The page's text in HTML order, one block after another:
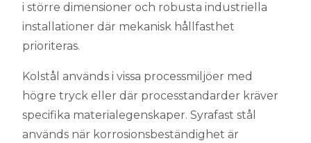
i större dimensioner och robusta industriella
installationer där mekanisk hållfasthet
prioriteras.
Kolstål används i vissa processmiljöer med
högre tryck eller där processtandarder kräver
specifika materialegenskaper. Syrafast stål
används när korrosionsbeständighet är